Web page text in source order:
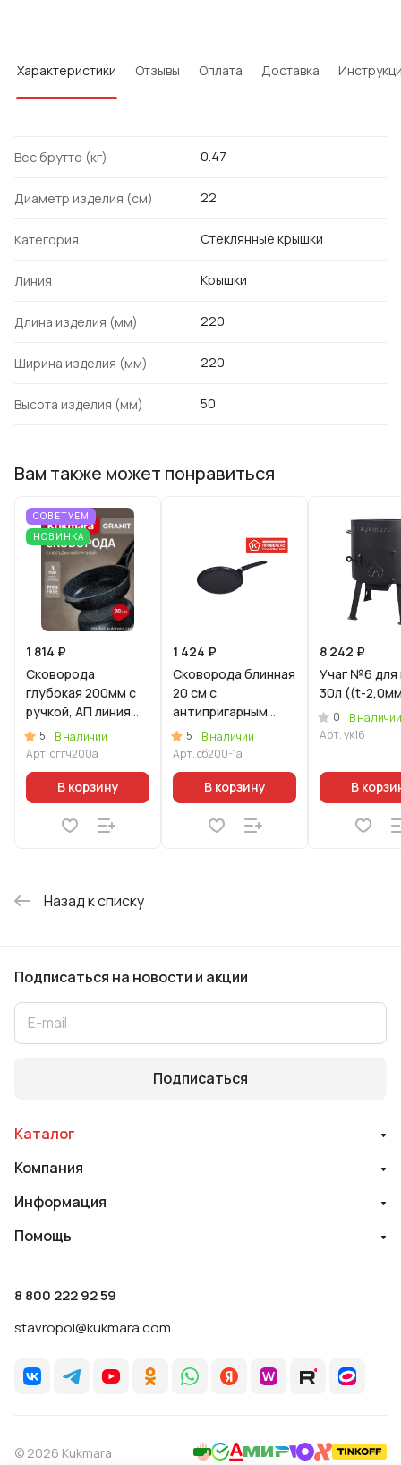
Характеристики Отзывы Оплата Доставка
Вес брутто (кг) 0.47
Диаметр изделия (см) 22
Категория Стеклянные крышки
Линия Крышки
Длина изделия (мм) 220
Ширина изделия (мм) 220
Высота изделия (мм) 50
Вам также может понравиться
СОВЕТУЕМ
НОВИНКА
1 814 ₽
Сковорода
глубокая 200мм с
ручкой, АП линия
«ГРАНИТ» (черный)
5
В наличии
Арт.сггч200а
В корзину
1 424 ₽
Сковорода блинная
20 см с
антипригарным
покрытием, со
съемной ручкой
5
В наличии
Арт.сб200-1а
В корзину
8 242 ₽
Учаг №6 для
30л ((t-
0
В наличии
Арт.ук16
В
Назад к списку
Подписаться на новости и акции
Подписаться
Каталог
Компания
Информация
Помощь
8 800 222 92 59
stavropol@kukmara.com
© 2026 Kukmara